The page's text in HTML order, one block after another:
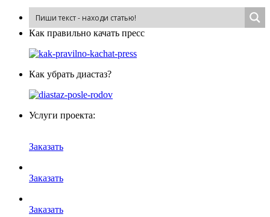
Как пра­виль­но ка­чать пресс
Как убрать диастаз?
Услуги проекта:
Заказать
Заказать
Заказать